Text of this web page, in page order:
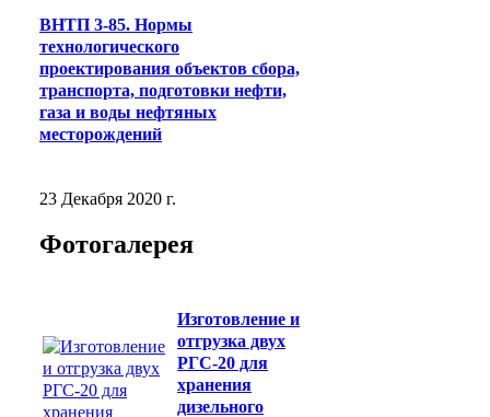
ВНТП 3-85. Нормы
технологического
проектирования объектов сбора,
транспорта, подготовки нефти,
газа и воды нефтяных
месторождений
23 Декабря 2020 г.
Фотогалерея
Изготовление и
отгрузка двух
РГС-20 для
хранения
дизельного